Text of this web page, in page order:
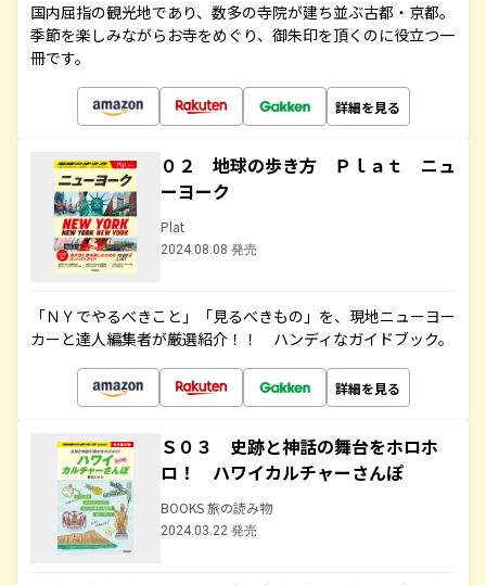
国内屈指の観光地であり、数多の寺院が建ち並ぶ古都・京都。
季節を楽しみながらお寺をめぐり、御朱印を頂くのに役立つ一
冊です。
詳細を見る
０２ 地球の歩き方 Ｐｌａｔ ニュ
ーヨーク
Plat
2024.08.08 発売
「ＮＹでやるべきこと」「見るべきもの」を、現地ニューヨー
カーと達人編集者が厳選紹介！！ ハンディなガイドブック。
詳細を見る
Ｓ０３ 史跡と神話の舞台をホロホ
ロ！ ハワイカルチャーさんぽ
BOOKS 旅の読み物
2024.03.22 発売